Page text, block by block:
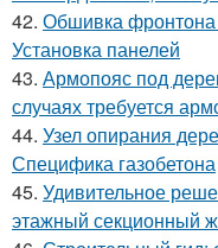
42. Обшивка фронтона
Установка панелей
43. Армопояс под
случаях требуется
44. Узел опирания
Специфика газобетона
45. Удивительное
этажный секционный